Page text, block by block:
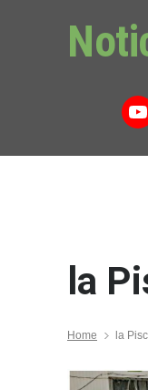
la
Home la